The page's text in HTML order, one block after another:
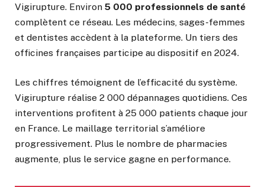
Vigirupture. Environ 5 000 professionnels de santé
complètent ce réseau. Les médecins, sages-femmes
et dentistes accèdent à la plateforme. Un tiers des
officines françaises participe au dispositif en 2024.
Les chiffres témoignent de l’efficacité du système.
Vigirupture réalise 2 000 dépannages quotidiens. Ces
interventions profitent à 25 000 patients chaque jour
en France. Le maillage territorial s’améliore
progressivement. Plus le nombre de pharmacies
augmente, plus le service gagne en performance.